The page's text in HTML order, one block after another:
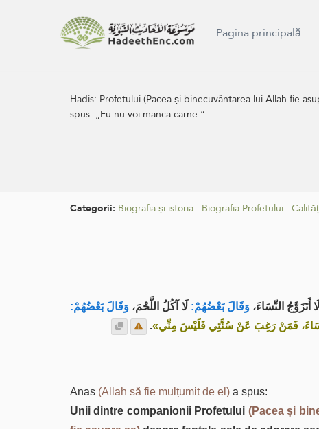
Pagina principală
Hadis: Profetului (Pacea și binecuvântarea lui Allah fie
spus: „Eu nu voi mânca carne.”
Categorii: Biografia și istoria . Biografia Profetului .
لَا أَتَزَوَّجُ النِّسَاءَ، وَقَالَ بَعْضُهُمْ: لَا آكُلُ اللَّحْمَ، وَقَالَ بَعْضُهُمْ:
فَمَنْ رَغِبَ عَنْ سُنَّتِي فَلَيْسَ مِنِّي».
Anas (Allah să fie mulțumit de el) a spus:
Unii dintre companionii Profetului (Pacea și